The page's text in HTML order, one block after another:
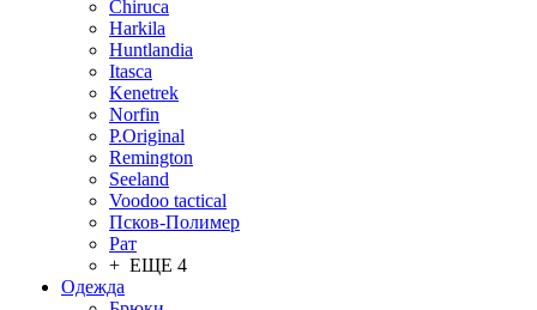
Chiruсa
Harkila
Huntlandia
Itasca
Kenetrek
Norfin
P.Original
Remington
Seeland
Voodoo tactical
Псков-Полимер
Рат
+ ЕЩЕ 4
Одежда